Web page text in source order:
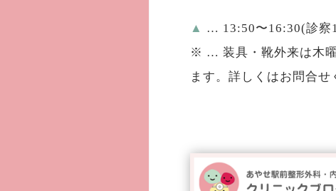
▲
… 13:50〜16:30(診察
※ … 装具・靴外来は木
ます。詳しくはお問合せ